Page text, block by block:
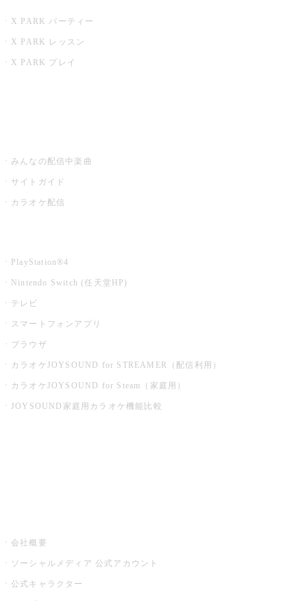
X PARK パーティー
X PARK レッスン
X PARK プレイ
みんなの配信中楽曲
サイトガイド
カラオケ配信
PlayStation®4
Nintendo Switch (任天堂HP)
テレビ
スマートフォンアプリ
ブラウザ
カラオケJOYSOUND for STREAMER（配信利用）
カラオケJOYSOUND for Steam（家庭用）
JOYSOUND家庭用カラオケ機能比較
会社概要
ソーシャルメディア 公式アカウント
公式キャラクター